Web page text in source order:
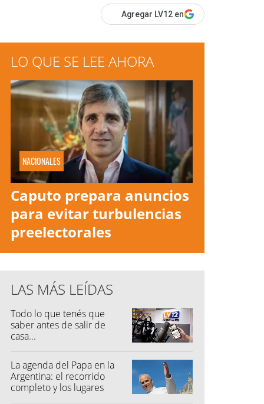
Agregar LV12 en
LO QUE SE LEE AHORA
NACIONALES
Caputo prepara anuncios
para evitar turbulencias
preelectorales
LAS MÁS LEÍDAS
Todo lo que tenés que
saber antes de salir de
casa...
La agenda del Papa en la
Argentina: el recorrido
completo y los lugares